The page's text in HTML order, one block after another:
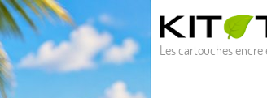
Les cartouches